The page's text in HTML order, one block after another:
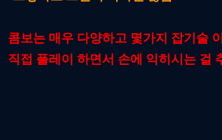
콤보는 매우 다양하고 몇가지 잡기술
직접 플레이 하면서 손에 익히시는 걸